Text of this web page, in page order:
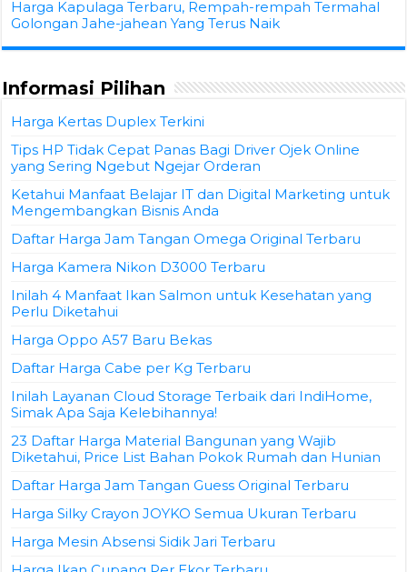
Harga Kapulaga Terbaru, Rempah-rempah Termahal
Golongan Jahe-jahean Yang Terus Naik
Informasi Pilihan
Harga Kertas Duplex Terkini
Tips HP Tidak Cepat Panas Bagi Driver Ojek Online
yang Sering Ngebut Ngejar Orderan
Ketahui Manfaat Belajar IT dan Digital Marketing untuk
Mengembangkan Bisnis Anda
Daftar Harga Jam Tangan Omega Original Terbaru
Harga Kamera Nikon D3000 Terbaru
Inilah 4 Manfaat Ikan Salmon untuk Kesehatan yang
Perlu Diketahui
Harga Oppo A57 Baru Bekas
Daftar Harga Cabe per Kg Terbaru
Inilah Layanan Cloud Storage Terbaik dari IndiHome,
Simak Apa Saja Kelebihannya!
23 Daftar Harga Material Bangunan yang Wajib
Diketahui, Price List Bahan Pokok Rumah dan Hunian
Daftar Harga Jam Tangan Guess Original Terbaru
Harga Silky Crayon JOYKO Semua Ukuran Terbaru
Harga Mesin Absensi Sidik Jari Terbaru